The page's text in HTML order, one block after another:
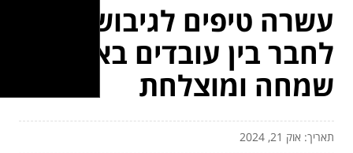
עשרה טיפים לגיבוש – איך
לחבר בין עובדים באווירה
שמחה ומוצלחת
תאריך: אוק 21, 2024